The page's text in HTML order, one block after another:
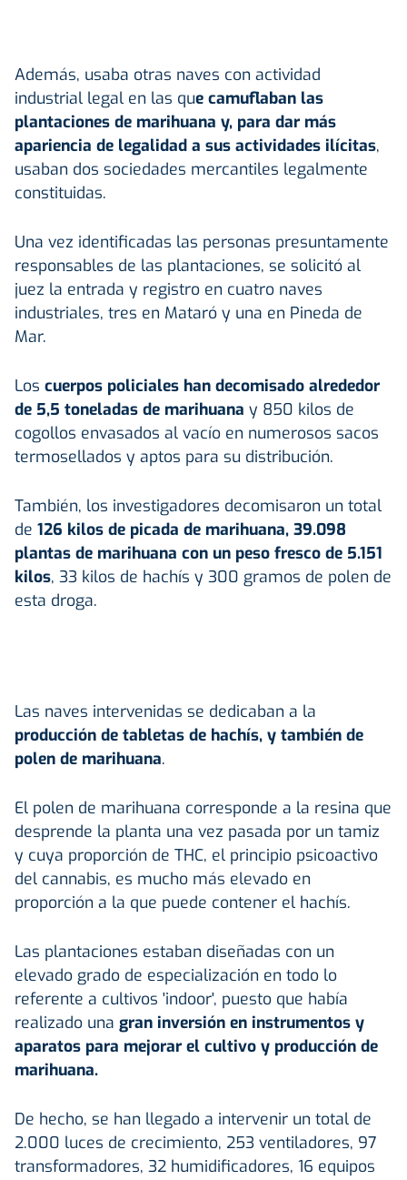
Además, usaba otras naves con actividad
industrial legal en las que camuflaban las
plantaciones de marihuana y, para dar más
apariencia de legalidad a sus actividades ilícitas,
usaban dos sociedades mercantiles legalmente
constituidas.
Una vez identificadas las personas presuntamente
responsables de las plantaciones, se solicitó al
juez la entrada y registro en cuatro naves
industriales, tres en Mataró y una en Pineda de
Mar.
Los cuerpos policiales han decomisado alrededor
de 5,5 toneladas de marihuana y 850 kilos de
cogollos envasados al vacío en numerosos sacos
termosellados y aptos para su distribución.
También, los investigadores decomisaron un total
de 126 kilos de picada de marihuana, 39.098
plantas de marihuana con un peso fresco de 5.151
kilos, 33 kilos de hachís y 300 gramos de polen de
esta droga.
Las naves intervenidas se dedicaban a la
producción de tabletas de hachís, y también de
polen de marihuana.
El polen de marihuana corresponde a la resina que
desprende la planta una vez pasada por un tamiz
y cuya proporción de THC, el principio psicoactivo
del cannabis, es mucho más elevado en
proporción a la que puede contener el hachís.
Las plantaciones estaban diseñadas con un
elevado grado de especialización en todo lo
referente a cultivos 'indoor', puesto que había
realizado una gran inversión en instrumentos y
aparatos para mejorar el cultivo y producción de
marihuana.
De hecho, se han llegado a intervenir un total de
2.000 luces de crecimiento, 253 ventiladores, 97
transformadores, 32 humidificadores, 16 equipos